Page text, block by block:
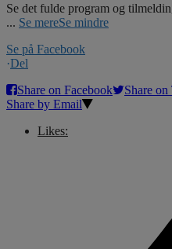
Se det fulde program og
... Se mereSe mindre
Se på Facebook
·Del
Share on Facebook
Share
Share by Email
Likes: